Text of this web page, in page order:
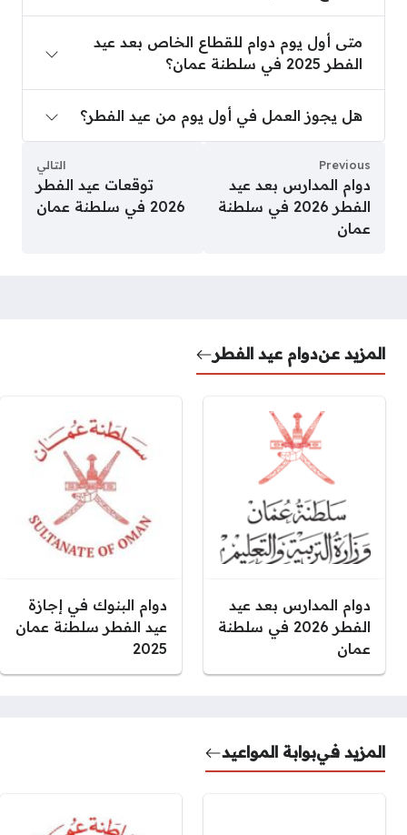
متى أول يوم دوام للقطاع الخاص بعد عيد
الفطر 2025 في سلطنة عمان؟
هل يجوز العمل في أول يوم من عيد الفطر؟
Previous
دوام المدارس بعد عيد
الفطر 2026 في سلطنة
عمان
التالي
توقعات عيد الفطر
2026 في سلطنة عمان
المزيد عندوام عيد الفطر
دوام المدارس بعد عيد
الفطر 2026 في سلطنة
عمان
دوام البنوك في إجازة
عيد الفطر سلطنة عمان
2025
المزيد فيبوابة المواعيد